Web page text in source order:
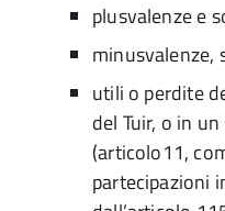
plusvalenze e
minusvalenze,
utili o perdite
del Tuir, o in
(articolo11,
partecipazioni